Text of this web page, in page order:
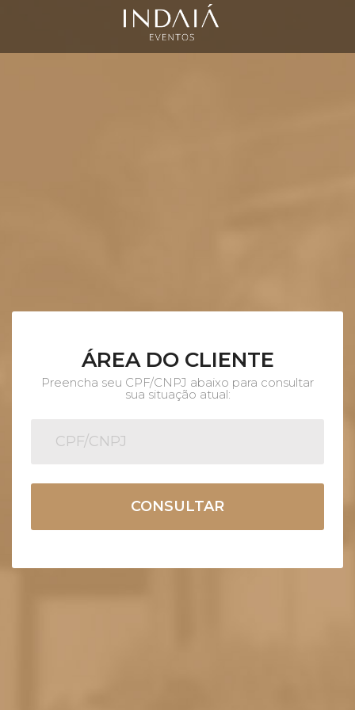
ÁREA DO CLIENTE
Preencha seu CPF/CNPJ abaixo para consultar
sua situação atual:
CONSULTAR